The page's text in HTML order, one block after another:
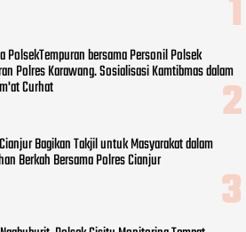
PolsekTempuran bersama Personil Polsek
Polres Karawang. Sosialisasi Kamtibmas dalam
Curhat
Bagikan Takjil untuk Masyarakat dalam
Berkah Bersama Polres Cianjur